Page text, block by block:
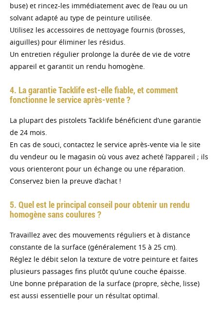
buse) et rincez-les immédiatement avec de l’eau ou un
solvant adapté au type de peinture utilisée.
Utilisez les accessoires de nettoyage fournis (brosses,
aiguilles) pour éliminer les résidus.
Un entretien régulier prolonge la durée de vie de votre
appareil et garantit un rendu homogène.
4. La garantie Tacklife est-elle fiable, et comment
fonctionne le service après-vente ?
La plupart des pistolets Tacklife bénéficient d’une garantie
de 24 mois.
En cas de souci, contactez le service après-vente via le site
du vendeur ou le magasin où vous avez acheté l’appareil ; ils
vous orienteront pour un échange ou une réparation.
Conservez bien la preuve d’achat !
5. Quel est le principal conseil pour obtenir un rendu
homogène sans coulures ?
Travaillez avec des mouvements réguliers et à distance
constante de la surface (généralement 15 à 25 cm).
Réglez le débit selon la texture de votre peinture et faites
plusieurs passages fins plutôt qu’une couche épaisse.
Une bonne préparation de la surface (propre, sèche, lisse)
est aussi essentielle pour un résultat optimal.